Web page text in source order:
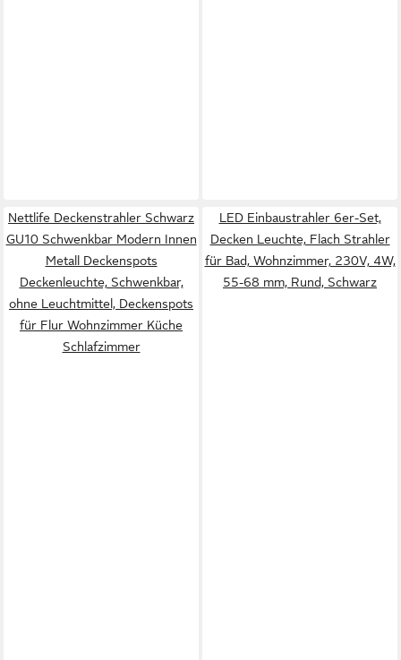
Nettlife Deckenstrahler Schwarz
GU10 Schwenkbar Modern Innen
Metall Deckenspots
Deckenleuchte, Schwenkbar,
ohne Leuchtmittel, Deckenspots
für Flur Wohnzimmer Küche
Schlafzimmer
LED Einbaustrahler 6er-Set,
Decken Leuchte, Flach Strahler
für Bad, Wohnzimmer, 230V, 4W,
55-68 mm, Rund, Schwarz